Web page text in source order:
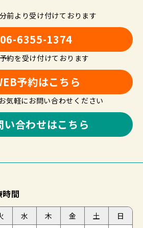
前より受け付けております
06-6355-1374
約を受け付けております
予約はこちら
気軽にお問い合わせください
い合わせはこちら
時間
水 木 金 土
日